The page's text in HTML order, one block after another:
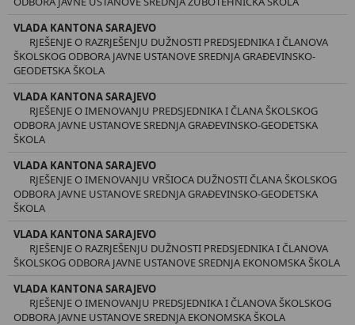
VLADA KANTONA SARAJEVO
RJEŠENJE O RAZRJEŠENJU DUŽNOSTI PREDSJEDNIKA I ČLANOVA
ŠKOLSKOG ODBORA JAVNE USTANOVE SREDNJA GRAĐEVINSKO-
GEODETSKA ŠKOLA
VLADA KANTONA SARAJEVO
RJEŠENJE O IMENOVANJU PREDSJEDNIKA I ČLANA ŠKOLSKOG
ODBORA JAVNE USTANOVE SREDNJA GRAĐEVINSKO-GEODETSKA
ŠKOLA
VLADA KANTONA SARAJEVO
RJEŠENJE O IMENOVANJU VRŠIOCA DUŽNOSTI ČLANA ŠKOLSKOG
ODBORA JAVNE USTANOVE SREDNJA GRAĐEVINSKO-GEODETSKA
ŠKOLA
VLADA KANTONA SARAJEVO
RJEŠENJE O RAZRJEŠENJU DUŽNOSTI PREDSJEDNIKA I ČLANOVA
ŠKOLSKOG ODBORA JAVNE USTANOVE SREDNJA EKONOMSKA ŠKOLA
VLADA KANTONA SARAJEVO
RJEŠENJE O IMENOVANJU PREDSJEDNIKA I ČLANOVA ŠKOLSKOG
ODBORA JAVNE USTANOVE SREDNJA EKONOMSKA ŠKOLA